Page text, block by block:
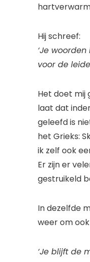
Hij schreef:
‘Je
voor de
Het doet mij
laat dat
geleefd is
het Grieks:
ik zelf ook
Er zijn er
gestruikeld
In dezelfde
weer om
‘Je blijft de